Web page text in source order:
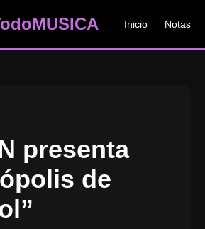
MUSICA Inicio Notas
presenta
de